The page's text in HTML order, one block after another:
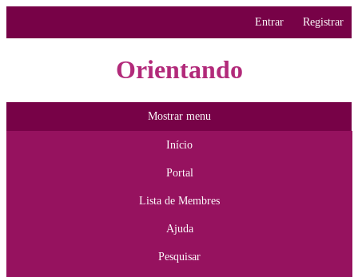
Entrar Registrar
Orientando
Mostrar menu
Início
Portal
Lista de Membres
Ajuda
Pesquisar